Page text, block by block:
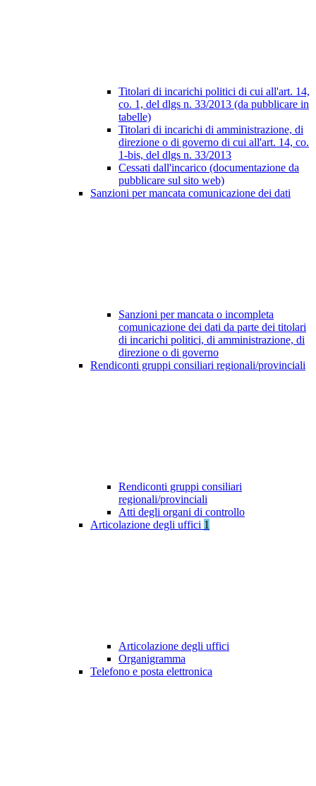
Titolari di incarichi politici di cui all'art. 14,
co. 1, del dlgs n. 33/2013 (da pubblicare in
tabelle)
Titolari di incarichi di amministrazione, di
direzione o di governo di cui all'art. 14, co.
1-bis, del dlgs n. 33/2013
Cessati dall'incarico (documentazione da
pubblicare sul sito web)
Sanzioni per mancata comunicazione dei dati
Sanzioni per mancata o incompleta
comunicazione dei dati da parte dei titolari
di incarichi politici, di amministrazione, di
direzione o di governo
Rendiconti gruppi consiliari regionali/provinciali
Rendiconti gruppi consiliari
regionali/provinciali
Atti degli organi di controllo
Articolazione degli uffici 1
Articolazione degli uffici
Organigramma
Telefono e posta elettronica